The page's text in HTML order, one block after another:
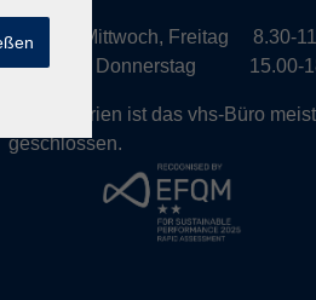
Montag, Mittwoch, Freitag 8.30-
Dienstag, Donnerstag 15.00-
In den Ferien ist das vhs-Büro meist
geschlossen.